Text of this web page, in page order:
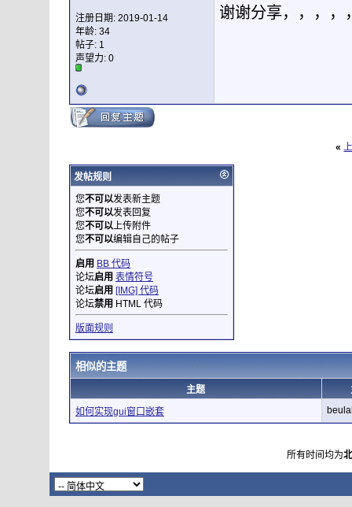
注册日期: 2019-01-14
年龄: 34
帖子: 1
声望力: 0
谢谢分享，，，，
«
发帖规则
您不可以发表新主题
您不可以发表回复
您不可以上传附件
您不可以编辑自己的帖子
启用 BB 代码
论坛启用 表情符号
论坛启用 [IMG] 代码
论坛禁用 HTML 代码
版面规则
相似的主题
主题
如何实现gui窗口嵌套
所有时间均为